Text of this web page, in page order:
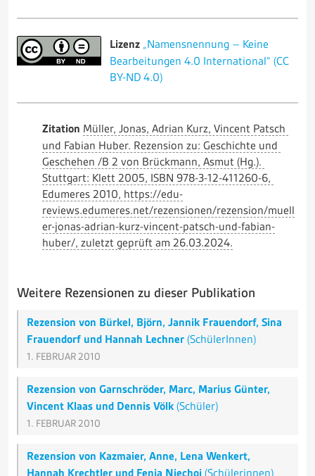
Lizenz „Namensnennung – Keine
Bearbeitungen 4.0 International“ (CC
BY-ND 4.0)
Zitation Müller, Jonas, Adrian Kurz, Vincent Patsch
und Fabian Huber. Rezension zu: Geschichte und
Geschehen /B 2 von Brückmann, Asmut (Hg.).
Stuttgart: Klett 2005, ISBN 978-3-12-411260-6,
Edumeres 2010, https://edu-
reviews.edumeres.net/rezensionen/rezension/muell
er-jonas-adrian-kurz-vincent-patsch-und-fabian-
huber/, zuletzt geprüft am 26.03.2024.
Weitere Rezensionen zu dieser Publikation
Rezension von Bürkel, Björn, Jannik Frauendorf, Sina
Frauendorf und Hannah Lechner (SchülerInnen)
1. FEBRUAR 2010
Rezension von Garnschröder, Marc, Marius Günter,
Vincent Klaas und Dennis Völk (Schüler)
1. FEBRUAR 2010
Rezension von Kazmaier, Anne, Lena Wenkert,
Hannah Krechtler und Fenja Niechoj (Schülerinnen)